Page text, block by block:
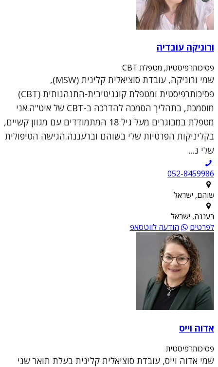
ורוניקה עובדיה
פסיכותרפיסטית, מטפלת CBT
שמי ורוניקה, עובדת סוציאלית קלינית (MSW),
פסיכותרפיסטית ומטפלת קוגניטיבית-התנהגותית (CBT)
מוסמכת, בתהליך הסמכה להדרכה ב-CBT של איט"ה.אני
מטפלת במבוגרים מעל גיל 18 המתמודדים עם מגוון קשיים,
בקליניקות הפרטיות שלי בשוהם וברעננה.הגישה הטיפולית
שלי נ...
052-8459986
שוהם, ישראל
רעננה, ישראל
לפרטים
הודעה לווטסאפ
אדוה וייס
פסיכותרפיסטית
שמי אדוה וייס, עובדת סוציאלית קלינית בעלת תואר שני